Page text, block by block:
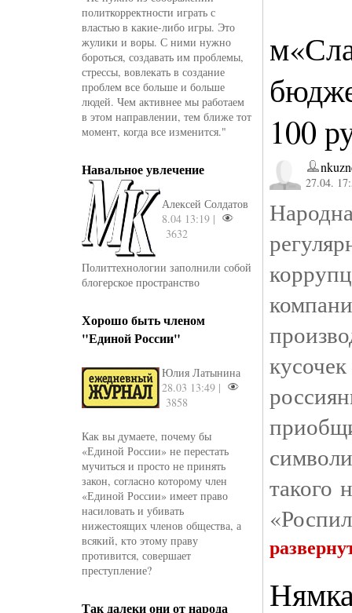
политкорректности играть с
властью в какие-либо игры. Это
жулики и воры. С ними нужно
бороться, создавать им проблемы,
стрессы, вовлекать в создание
проблем все больше и больше
людей. Чем активнее мы работаем
в этом направлении, тем ближе тот
момент, когда все изменится."
Навальное увлечение
Алексей Солдатов
8.04 13:19 |
3632
Политтехнологии заполнили собой
блогерское пространство
Хорошо быть членом
"Единой России"
Юлия Латынина
28.03 13:49 |
3858
Как вы думаете, почему бы
«Единой России» не перестать
мучиться и просто не принять
закон, согласно которому член
«Единой России» имеет право
насиловать и убивать
нижестоящих членов общества, а
всякий, кто этому праву
противится, совершает
преступление?
Так далеки они от народа
100
27.04.
такого